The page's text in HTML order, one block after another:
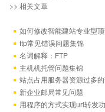
>> 相关文章
如何修改智能建站专业型
ftp常见错误问题集锦
名词解释：FTP
主机机托管问题集锦
站点占用服务器资源过多
新企业邮局常见问题
用程序的方式实现url转发